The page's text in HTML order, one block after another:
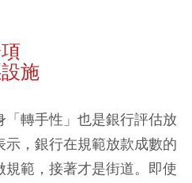
施
轉手性」也是銀行評估放
，銀行在規範放款成數的
範，接著才是街道。即使